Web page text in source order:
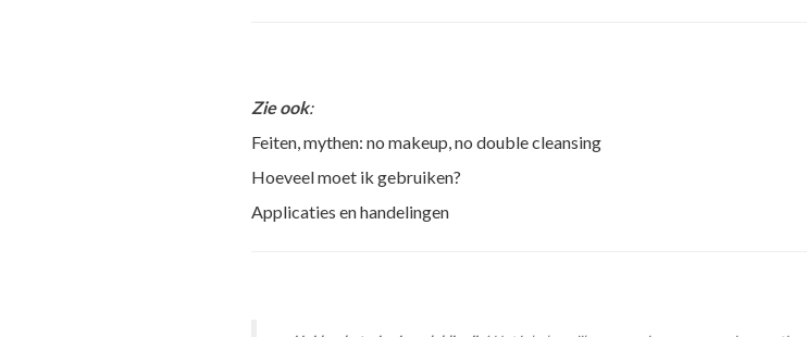
Zie ook:
Feiten, mythen: no makeup, no double cleansing
Hoeveel moet ik gebruiken?
Applicaties en handelingen